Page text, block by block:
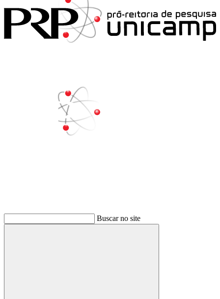
Buscar no site